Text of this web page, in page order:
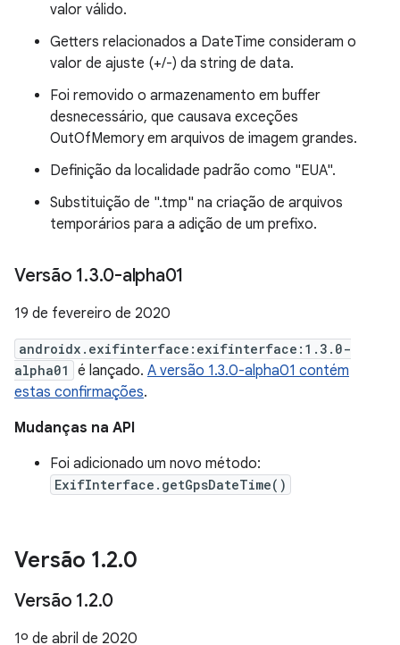
valor válido.
Getters relacionados a DateTime consideram o
valor de ajuste (+/-) da string de data.
Foi removido o armazenamento em buffer
desnecessário, que causava exceções
OutOfMemory em arquivos de imagem grandes.
Definição da localidade padrão como "EUA".
Substituição de ".tmp" na criação de arquivos
temporários para a adição de um prefixo.
Versão 1.3.0-alpha01
19 de fevereiro de 2020
androidx.exifinterface:exifinterface:1.3.0-
alpha01
é lançado. A versão 1.3.0-alpha01 contém
estas confirmações.
Mudanças na API
Foi adicionado um novo método:
ExifInterface.getGpsDateTime()
Versão 1.2.0
Versão 1.2.0
1º de abril de 2020